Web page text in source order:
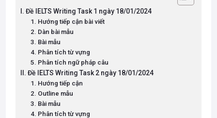
I. Đề IELTS Writing Task 1 ngày 18/01/2024
1. Hướng tiếp cận bài viết
2. Dàn bài mẫu
3. Bài mẫu
4. Phân tích từ vựng
5. Phân tích ngữ pháp câu
II. Đề IELTS Writing Task 2 ngày 18/01/2024
1. Hướng tiếp cận
2. Outline mẫu
3. Bài mẫu
4. Phân tích từ vựng